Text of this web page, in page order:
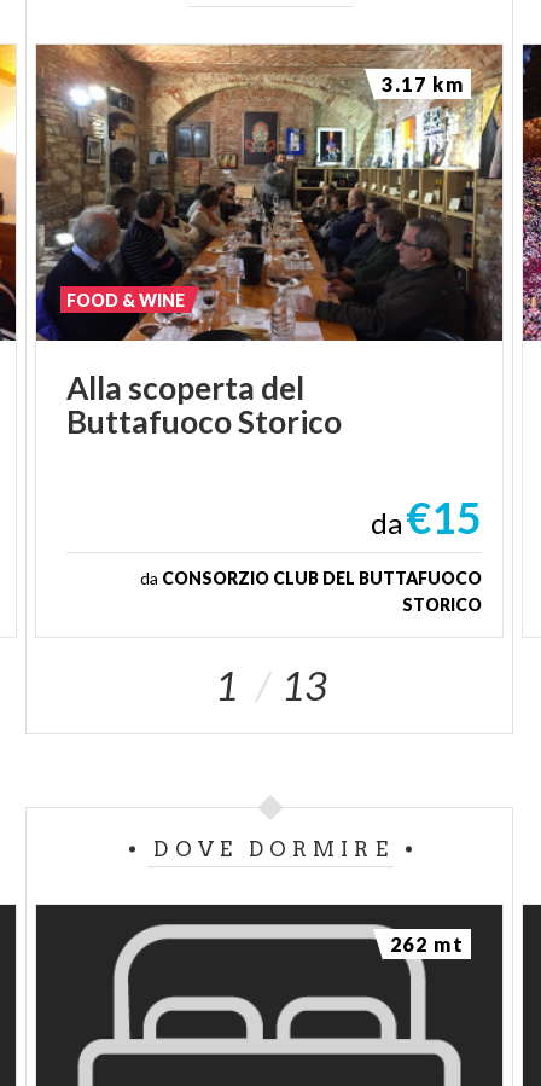
in questo edificio, che non è solo un capolavoro ben
conservato dell’arte romanica da visitare, ma è
anche la memoria della vita dell’antico Borgo di
Stradella.
(fonte Comune di
Stradella)cultura@comune.stradella.pv.it
Alla scoperta del
ButtafuocoStorico
FOOD & WINE
da€15
da CONSORZIO CLUB DEL BUTTAFUOCO
STORICO
3.17 km
1 13
DOVE DORMIRE
262 mt